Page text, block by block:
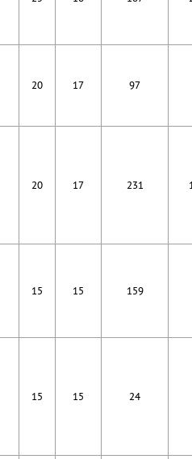
20 17 97
20 17 231
15 15 159
15 15 24